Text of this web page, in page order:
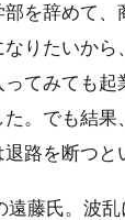
部を辞めて
なりたいか
ってみても
た。でも結
路を断つと
藤氏。波